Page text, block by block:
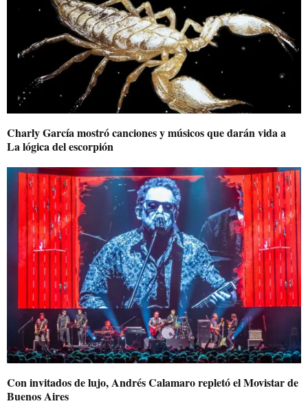
Charly García mostró canciones y músicos que darán vida a
La lógica del escorpión
Con invitados de lujo, Andrés Calamaro repletó el Movistar de
Buenos Aires